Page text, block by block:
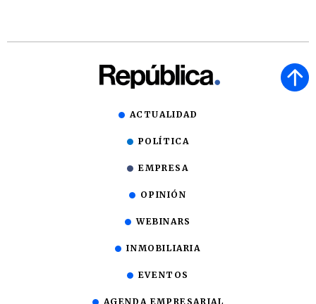
ACTUALIDAD
POLÍTICA
EMPRESA
OPINIÓN
WEBINARS
INMOBILIARIA
EVENTOS
AGENDA EMPRESARIAL